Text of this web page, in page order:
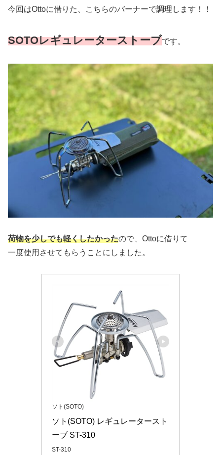
今回はOttoに借りた、こちらのバーナーで調理します！！
SOTOレギュレーターストーブです。
荷物を少しでも軽くしたかったので、Ottoに借りて
一度使用させてもらうことにしました。
ソト(SOTO)
ソト(SOTO) レギュレータースト
ーブ ST-310
ST-310